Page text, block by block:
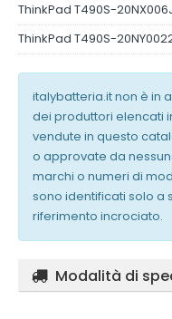
ThinkPad T490S-
ThinkPad T490S-
italybatteria.it non è in
dei produttori elencati
vendute in questo
o approvate da
marchi o numeri di
sono identificati solo a
riferimento incrociato.
Modalità di